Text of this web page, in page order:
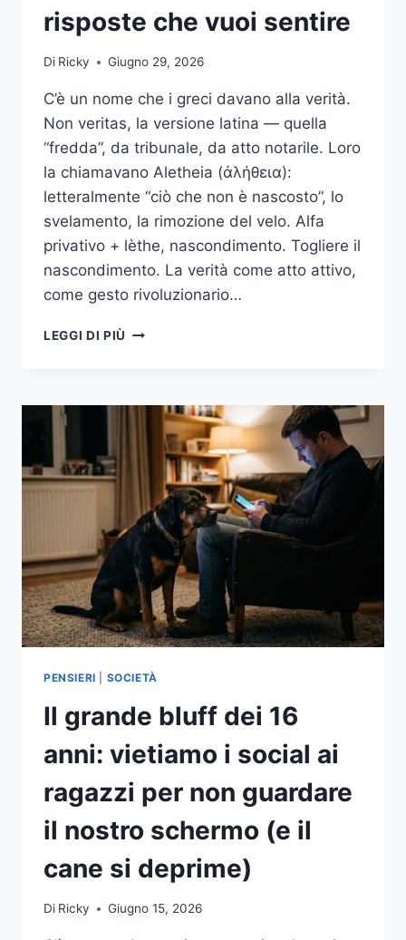
risposte che vuoi sentire
Di Ricky Giugno 29, 2026
C’è un nome che i greci davano alla verità.
Non veritas, la versione latina — quella
“fredda”, da tribunale, da atto notarile. Loro
la chiamavano Aletheia (ἀλήθεια):
letteralmente “ciò che non è nascosto”, lo
svelamento, la rimozione del velo. Alfa
privativo + lèthe, nascondimento. Togliere il
nascondimento. La verità come atto attivo,
come gesto rivoluzionario…
LEGGI DI PIÙ ALETHEIA:
IA
DARÀ
LE
RISPOSTE
CHE
VUOI
SENTIRE
PENSIERI SOCIETÀ
Il grande bluff dei 16
anni: vietiamo i social ai
ragazzi per non guardare
il nostro schermo (e il
cane si deprime)
Di Ricky Giugno 15, 2026